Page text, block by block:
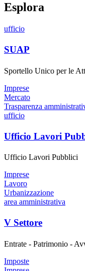
Esplora
ufficio
SUAP
Sportello Unico per le
Imprese
Mercato
Trasparenza
ufficio
Ufficio Lavori
Ufficio Lavori Pubblici
Imprese
Lavoro
Urbanizzazione
area amministrativa
V Settore
Entrate - Patrimonio -
Imposte